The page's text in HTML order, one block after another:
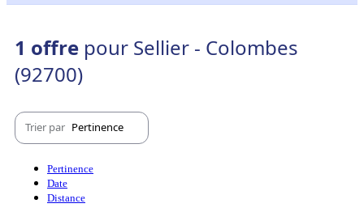
1 offre pour Sellier - Colombes
(92700)
Trier par Pertinence
Pertinence
Date
Distance